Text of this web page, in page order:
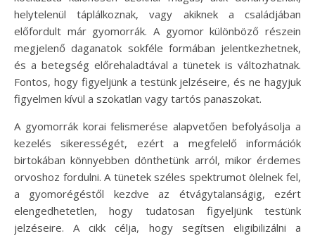
helytelenül táplálkoznak, vagy akiknek a családjában
előfordult már gyomorrák. A gyomor különböző részein
megjelenő daganatok sokféle formában jelentkezhetnek,
és a betegség előrehaladtával a tünetek is változhatnak.
Fontos, hogy figyeljünk a testünk jelzéseire, és ne hagyjuk
figyelmen kívül a szokatlan vagy tartós panaszokat.
A gyomorrák korai felismerése alapvetően befolyásolja a
kezelés sikerességét, ezért a megfelelő információk
birtokában könnyebben dönthetünk arról, mikor érdemes
orvoshoz fordulni. A tünetek széles spektrumot ölelnek fel,
a gyomorégéstől kezdve az étvágytalanságig, ezért
elengedhetetlen, hogy tudatosan figyeljünk testünk
jelzéseire. A cikk célja, hogy segítsen eligibilizálni a